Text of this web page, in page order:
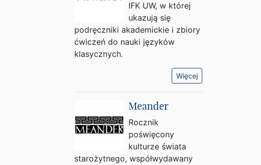
IFK UW, w której
ukazują się
podręczniki akademickie i zbiory
ćwiczeń do nauki języków
klasycznych.
Więcej
Meander
Rocznik
poświęcony
kulturze świata
starożytnego, współwydawany